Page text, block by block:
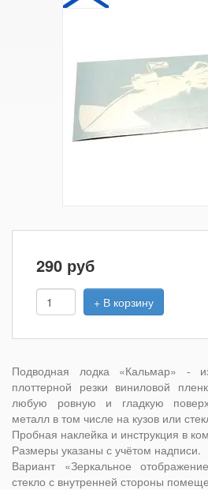
290 руб
+ В корзину
Подводная лодка «Кальмар» -
плоттерной резки виниловой
любую ровную и гладкую
металл в том числе на кузов или
Пробная наклейка и инструкция в
Размеры указаны с учётом надписи.
Вариант «Зеркальное
стекло с внутренней стороны